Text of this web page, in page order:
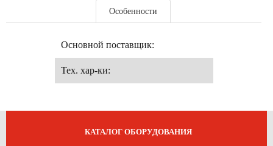
Особенности
Основной поставщик:
Тех. хар-ки:
КАТАЛОГ ОБОРУДОВАНИЯ